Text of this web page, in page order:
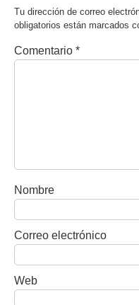
Tu dirección de correo
obligatorios están marcados
Comentario *
Nombre
Correo electrónico
Web